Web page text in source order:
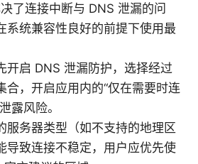
了连接中断与 DNS 泄漏的问
系统兼容性良好的前提下使用最
开启 DNS 泄漏防护，选择经过
合，开启应用内的“仅在需要时连
露风险。
服务器类型（如不支持的地理区
导致连接不稳定，用户应优先使